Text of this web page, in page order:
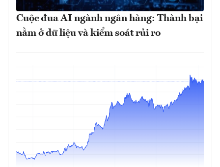
Cuộc đua AI ngành ngân hàng: Thành bại
nằm ở dữ liệu và kiểm soát rủi ro